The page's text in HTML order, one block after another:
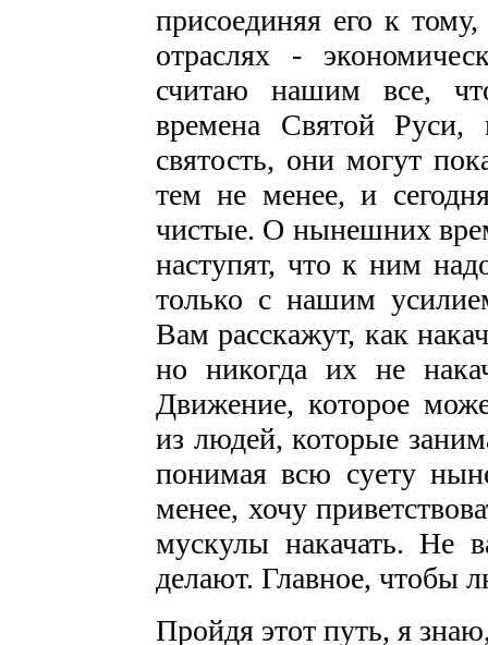
присоединяя его к
отраслях -
считаю нашим все,
времена Святой Руси,
святость, они могут
тем не менее, и
чистые. О нынешних
наступят, что к ним
только с нашим
Вам расскажут, как
но никогда их не
Движение, которое
из людей, которые
понимая всю суету
менее, хочу
мускулы накачать. Не
делают. Главное, чтобы
Пройдя этот путь, я